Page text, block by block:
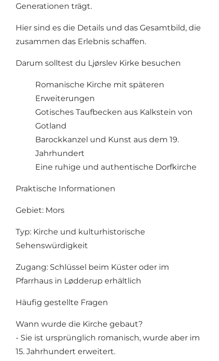
Generationen trägt.
Hier sind es die Details und das Gesamtbild, die
zusammen das Erlebnis schaffen.
Darum solltest du Ljørslev Kirke besuchen
Romanische Kirche mit späteren
Erweiterungen
Gotisches Taufbecken aus Kalkstein von
Gotland
Barockkanzel und Kunst aus dem 19.
Jahrhundert
Eine ruhige und authentische Dorfkirche
Praktische Informationen
Gebiet: Mors
Typ: Kirche und kulturhistorische
Sehenswürdigkeit
Zugang: Schlüssel beim Küster oder im
Pfarrhaus in Lødderup erhältlich
Häufig gestellte Fragen
Wann wurde die Kirche gebaut?
- Sie ist ursprünglich romanisch, wurde aber im
15. Jahrhundert erweitert.